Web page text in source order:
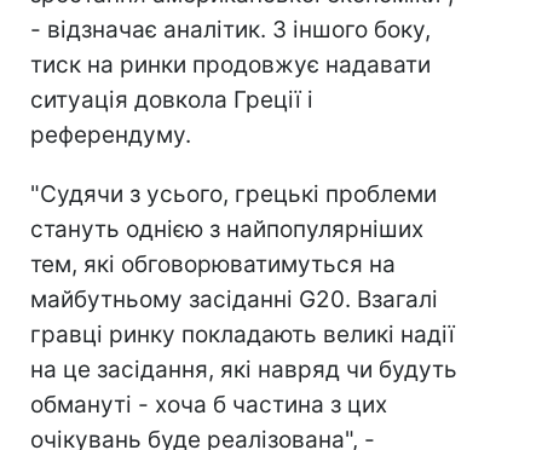
- відзначає аналітик. З іншого боку,
тиск на ринки продовжує надавати
ситуація довкола Греції і
референдуму.
"Судячи з усього, грецькі проблеми
стануть однією з найпопулярніших
тем, які обговорюватимуться на
майбутньому засіданні G20. Взагалі
гравці ринку покладають великі надії
на це засідання, які навряд чи будуть
обмануті - хоча б частина з цих
очікувань буде реалізована", -